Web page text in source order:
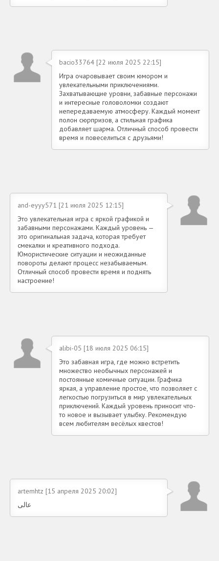
bacio33764 [22 июля 2025 22:15]
Игра очаровывает своим юмором и
увлекательными приключениями.
Захватывающие уровни, забавные персонажи
и интересные головоломки создают
непередаваемую атмосферу. Каждый момент
полон сюрпризов, а стильная графика
добавляет шарма. Отличный способ провести
время и повеселиться с друзьями!
and-eyyy571 [21 июля 2025 12:15]
Это увлекательная игра с яркой графикой и
забавными персонажами. Каждый уровень —
это оригинальная задача, которая требует
смекалки и креативного подхода.
Юмористические ситуации и неожиданные
повороты делают процесс незабываемым.
Отличный способ провести время и поднять
настроение!
alibi-05 [18 июля 2025 06:15]
Это забавная игра, где можно встретить
множество необычных персонажей и
постоянные комичные ситуации. Графика
яркая, а управление простое, что позволяет с
легкостью погрузиться в мир увлекательных
приключений. Каждый уровень приносит что-
то новое и вызывает улыбку. Рекомендую
всем любителям весёлых квестов!
artemhtz [15 апреля 2025 20:02]
عالی